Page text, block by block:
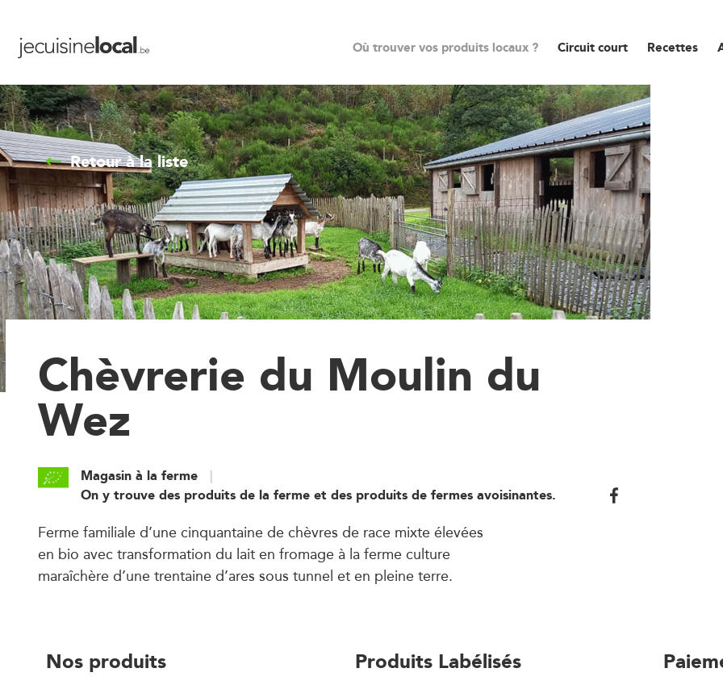
Où trouver vos produits locaux ? Circuit court Recettes
Retour à la liste
Chèvrerie du Moulin du
Wez
Magasin à la ferme
On y trouve des produits de la ferme et des produits de fermes avoisinantes.
Ferme familiale d’une cinquantaine de chèvres de race mixte élevées
en bio avec transformation du lait en fromage à la ferme culture
maraîchère d’une trentaine d’ares sous tunnel et en pleine terre.
Nos produits Produits Labélisés